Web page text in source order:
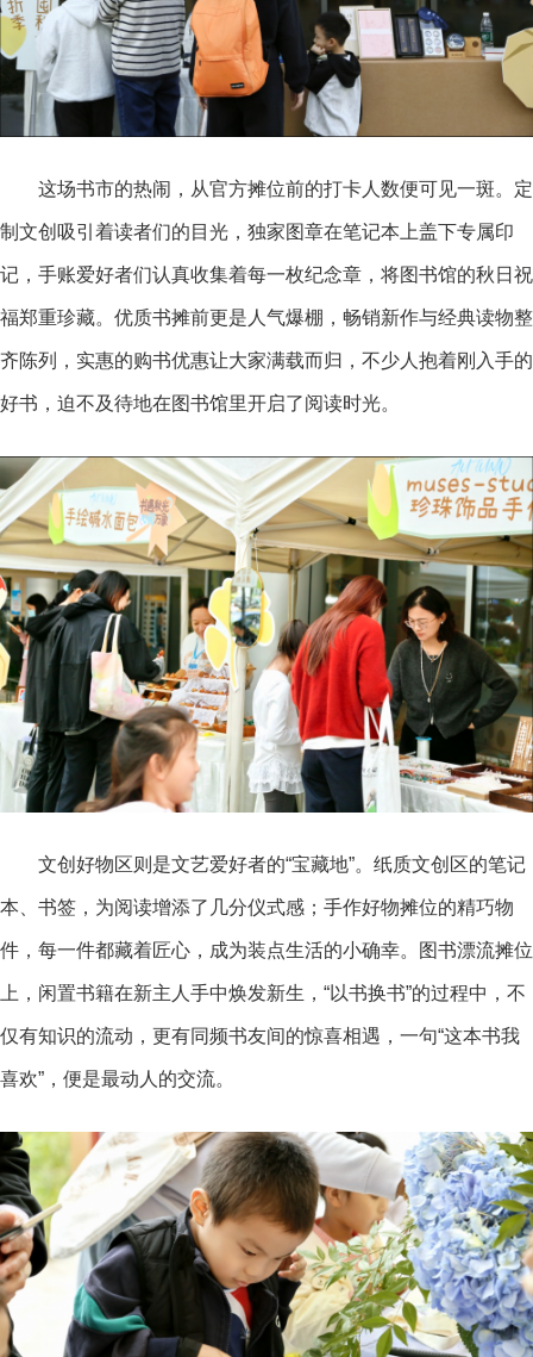
这场书市的热闹，从官方摊位前的打卡人数便可见一斑。定
制文创吸引着读者们的目光，独家图章在笔记本上盖下专属印
记，手账爱好者们认真收集着每一枚纪念章，将图书馆的秋日祝
福郑重珍藏。优质书摊前更是人气爆棚，畅销新作与经典读物整
齐陈列，实惠的购书优惠让大家满载而归，不少人抱着刚入手的
好书，迫不及待地在图书馆里开启了阅读时光。
文创好物区则是文艺爱好者的“宝藏地”。纸质文创区的笔记
本、书签，为阅读增添了几分仪式感；手作好物摊位的精巧物
件，每一件都藏着匠心，成为装点生活的小确幸。图书漂流摊位
上，闲置书籍在新主人手中焕发新生，“以书换书”的过程中，不
仅有知识的流动，更有同频书友间的惊喜相遇，一句“这本书我
喜欢”，便是最动人的交流。